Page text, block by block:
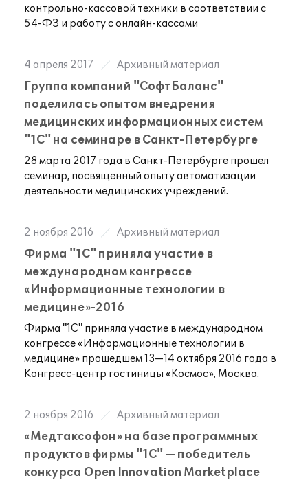
контрольно-кассовой техники в соответствии с
54-ФЗ и работу с онлайн-кассами
4 апреля 2017 Архивный материал
Группа компаний "СофтБаланс"
поделилась опытом внедрения
медицинских информационных систем
"1С" на семинаре в Санкт-Петербурге
28 марта 2017 года в Санкт-Петербурге прошел
семинар, посвященный опыту автоматизации
деятельности медицинских учреждений.
2 ноября 2016 Архивный материал
Фирма "1С" приняла участие в
международном конгрессе
«Информационные технологии в
медицине»-2016
Фирма "1С" приняла участие в международном
конгрессе «Информационные технологии в
медицине» прошедшем 13—14 октября 2016 года в
Конгресс-центр гостиницы «Космос», Москва.
2 ноября 2016 Архивный материал
«Медтаксофон» на базе программных
продуктов фирмы "1С" — победитель
конкурса Open Innovation Marketplace